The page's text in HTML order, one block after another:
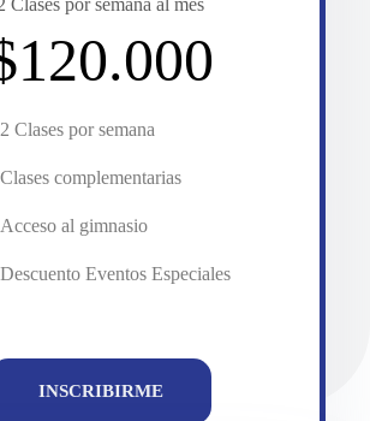
Clases por semana al mes
2 Clases por semana
Clases complementarias
Acceso al gimnasio
Descuento Eventos Especiales
INSCRIBIRME